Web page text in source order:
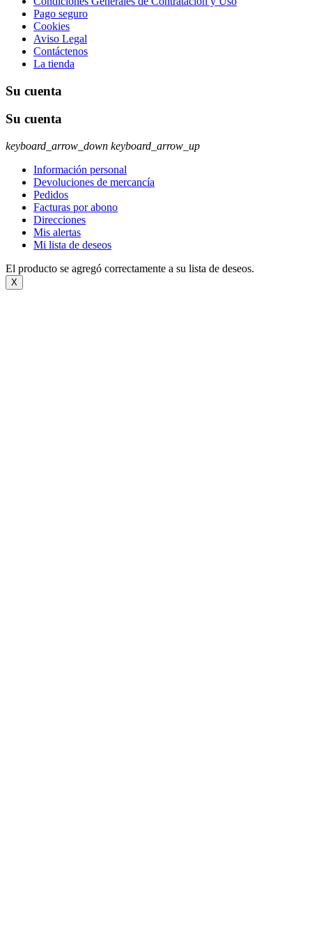
Pago seguro
Cookies
Aviso Legal
Contáctenos
La tienda
Su cuenta
Su cuenta
keyboard_arrow_down keyboard_arrow_up
Información personal
Devoluciones de mercancía
Pedidos
Facturas por abono
Direcciones
Mis alertas
Mi lista de deseos
El producto se agregó correctamente a su lista de deseos.
X